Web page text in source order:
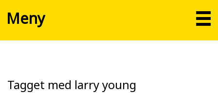
Meny
Tagget med larry young